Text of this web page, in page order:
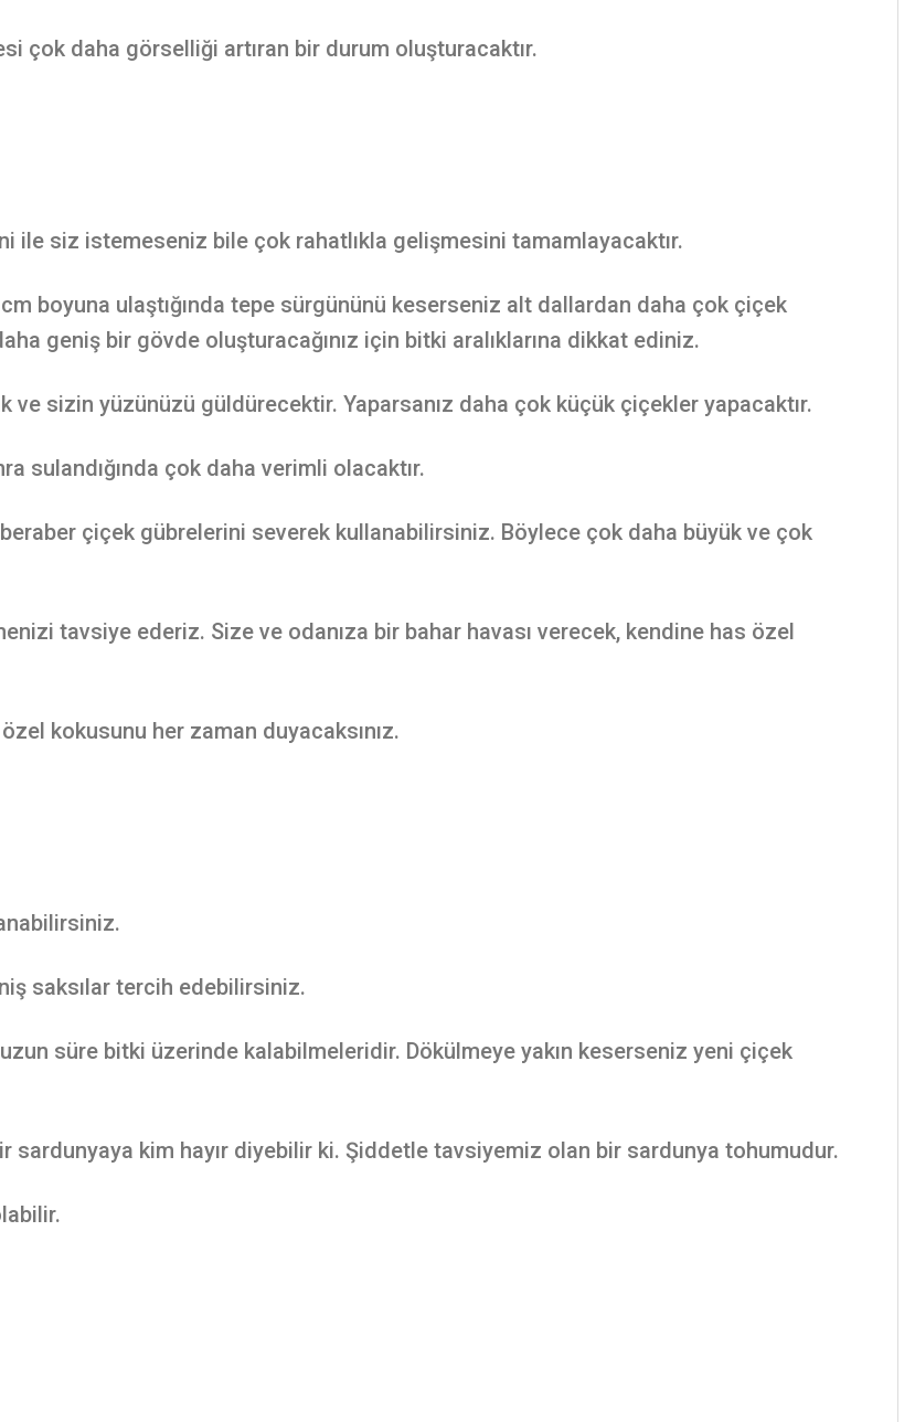
çok daha görselliği artıran bir durum oluşturacaktır.
ile siz istemeseniz bile çok rahatlıkla gelişmesini tamamlayacaktır.
boyuna ulaştığında tepe sürgününü keserseniz alt dallardan daha çok çiçek
geniş bir gövde oluşturacağınız için bitki aralıklarına dikkat ediniz.
ve sizin yüzünüzü güldürecektir. Yaparsanız daha çok küçük çiçekler yapacaktır.
sulandığında çok daha verimli olacaktır.
çiçek gübrelerini severek kullanabilirsiniz. Böylece çok daha büyük ve çok
tavsiye ederiz. Size ve odanıza bir bahar havası verecek, kendine has özel
kokusunu her zaman duyacaksınız.
saksılar tercih edebilirsiniz.
süre bitki üzerinde kalabilmeleridir. Dökülmeye yakın keserseniz yeni çiçek
sardunyaya kim hayır diyebilir ki. Şiddetle tavsiyemiz olan bir sardunya tohumudur.